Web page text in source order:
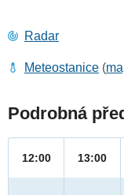
Radar
Meteostanice (
Podrobná
12:00 13:00